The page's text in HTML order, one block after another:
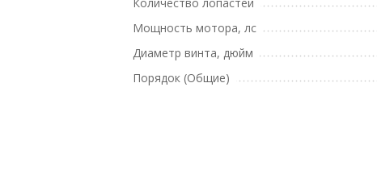
Мощность мотора, лс
Диаметр винта, дюйм
Порядок (Общие)